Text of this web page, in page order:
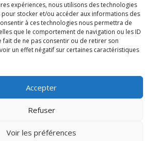
expériences, nous utilisons des technologies
stocker et/ou accéder aux informations des
à ces technologies nous permettra de
que le comportement de navigation ou les ID
fait de ne pas consentir ou de retirer son
un effet négatif sur certaines caractéristiques
Accepter
Refuser
Voir les préférences
Rocknfool, n'hésite
pas à nous envoyer
tes chroniques de
concerts, de films,
séries ou des billets
d'humeur :
net